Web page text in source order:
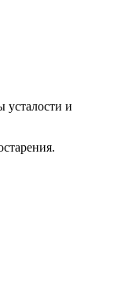
усталости и